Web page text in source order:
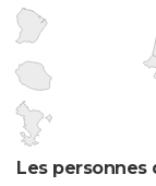
Les personnes